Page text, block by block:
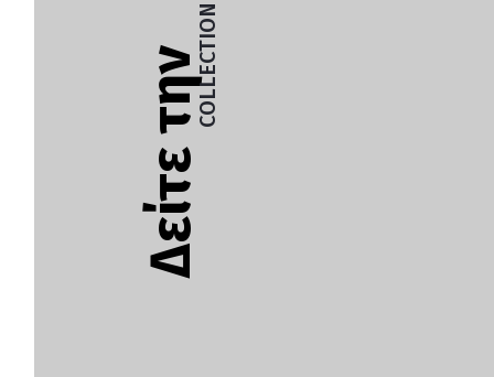
Δείτε τηνCOLLECTION